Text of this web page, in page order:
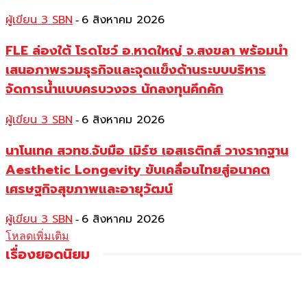
ผู้เขียน 3 SBN - 6 สิงหาคม 2026
FLE ล่องใต้ โรดโชว์ อ.หาดใหญ่ จ.สงขลา พร้อมนำ
เสนอภาพรวมธุรกิจและจุดแข็งด้านระบบบริหาร
จัดการน้ำแบบครบวงจร นักลงทุนคึกคัก
ผู้เขียน 3 SBN - 6 สิงหาคม 2026
นาโนเทค สวทช.จับมือ เมิร์ซ เอสเธติกส์ วางรากฐาน
Aesthetic Longevity ขับเคลื่อนไทยสู่อนาคต
เศรษฐกิจสุขภาพและอายุวัฒน์
ผู้เขียน 3 SBN - 6 สิงหาคม 2026
โหลดเพิ่มเติม
เรื่องยอดนิยม